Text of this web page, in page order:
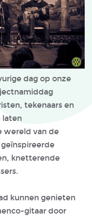
dag op onze
tekenaars en
laten
wereld van de
knetterende
kunnen genieten
gitaar door